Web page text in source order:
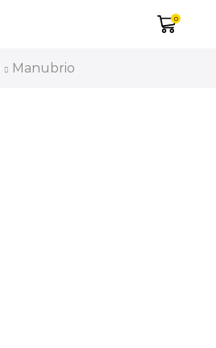
0
Manubrio